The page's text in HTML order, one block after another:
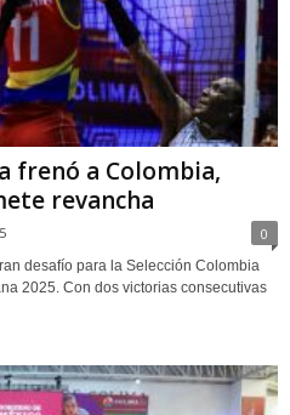
frenó a Colombia,
revancha
0
desafío para la Selección Colombia
2025. Con dos victorias consecutivas